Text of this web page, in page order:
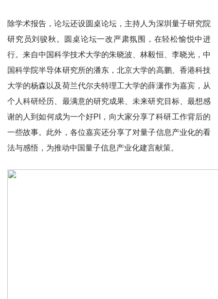
除学术报告，论坛还设圆桌论坛，主持人为深圳量子研究院
研究员刘骏秋。圆桌论坛一改严肃氛围，在轻松愉悦中进
行。来自中国科学技术大学的朱晓波、林毅恒、李晓光，中
国科学院半导体研究所的潘东，北京大学的高鹏、香港科技
大学的杨森以及荷兰代尔夫特理工大学的薛潇作为嘉宾，从
个人科研经历、最满意的研究成果、未来研究目标、最想感
谢的人到如何成为一个好PI，向大家分享了科研工作背后的
一些故事。此外，各位嘉宾还分享了对量子信息产业化的看
法与感悟，为推动中国量子信息产业化建言献策。